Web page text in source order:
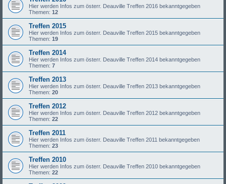
Hier werden Infos zum österr. Deauville Treffen 2016 bekanntgegeben
Themen: 12
Treffen 2015
Hier werden Infos zum österr. Deauville Treffen 2015 bekanntgegeben
Themen: 19
Treffen 2014
Hier werden Infos zum österr. Deauville Treffen 2014 bekanntgegeben
Themen: 7
Treffen 2013
Hier werden Infos zum österr. Deauville Treffen 2013 bekanntgegeben
Themen: 20
Treffen 2012
Hier werden Infos zum österr. Deauville Treffen 2012 bekanntgegeben
Themen: 22
Treffen 2011
Hier werden Infos zum österr. Deauville Treffen 2011 bekanntgegeben
Themen: 23
Treffen 2010
Hier werden Infos zum österr. Deauville Treffen 2010 bekanntgegeben
Themen: 22